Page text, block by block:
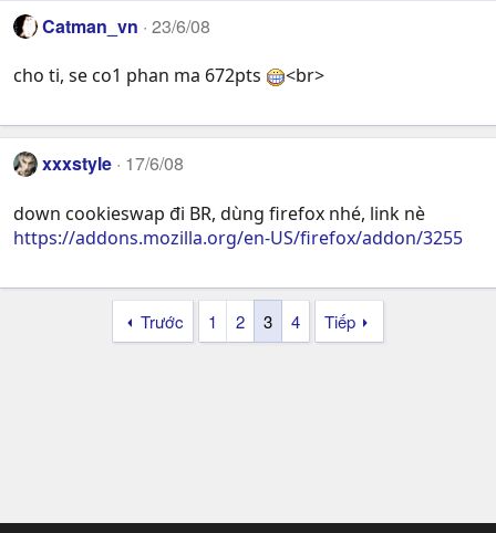
Catman_vn 23/6/08
cho ti, se co1 phan ma 672pts <br>
xxxstyle 17/6/08
down cookieswap đi BR, dùng firefox nhé, link nè
https://addons.mozilla.org/en-US/firefox/addon/3255
Trước 1 2 3 4 Tiếp